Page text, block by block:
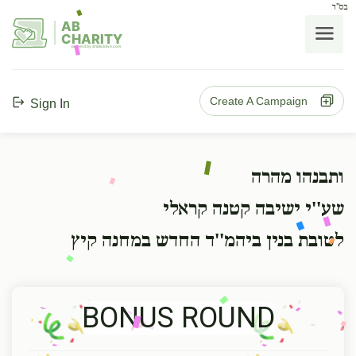
בס"ד
AB
CHARITY
powerd by ahblicklive.com
Sign In Create A Campaign
ותבנהו מהרה
שע''י ישיבה קטנה קראלי
לטובת בנין ביהמ''ד החדש במחנה קיץ
BONUS ROUND